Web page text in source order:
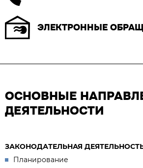
ЭЛЕКТРОННЫЕ
ОСНОВНЫЕ
ДЕЯТЕЛЬНОСТИ
ЗАКОНОДАТЕЛЬНАЯ
Планирование